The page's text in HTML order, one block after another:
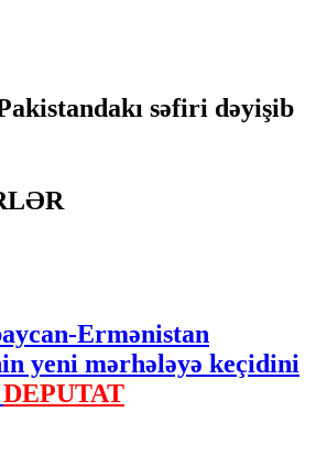
səfiri dəyişib
Ermənistan
yeni mərhələyə keçidini
DEPUTAT